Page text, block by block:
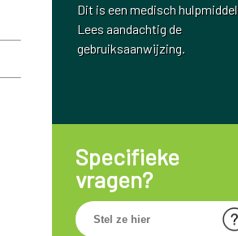
Dit is een medisch hulpmiddel.
Lees aandachtig de
gebruiksaanwijzing.
Specifieke
vragen?